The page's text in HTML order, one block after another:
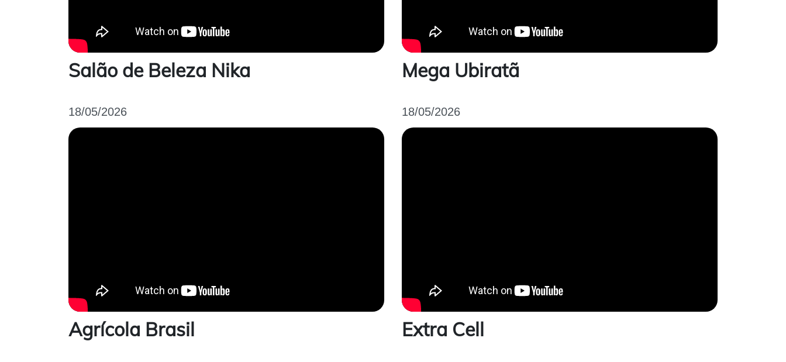
Salão de Beleza Nika Mega Ubiratã
18/05/2026
Agrícola Brasil
18/05/2026
Extra Cell